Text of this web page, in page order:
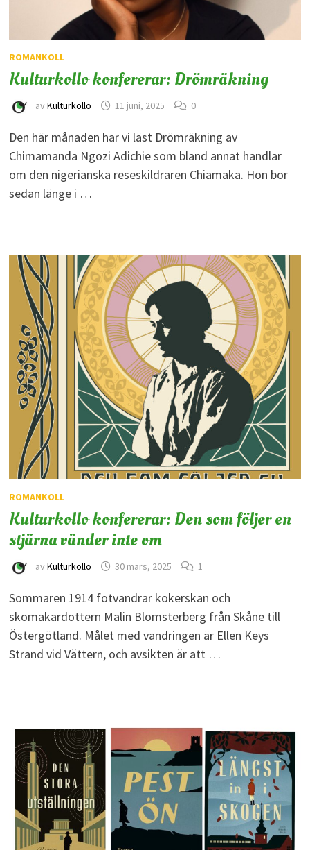
ROMANKOLL
Kulturkollo konfererar: Drömräkning
av Kulturkollo 11 juni, 2025 0
Den här månaden har vi läst Drömräkning av
Chimamanda Ngozi Adichie som bland annat handlar
om den nigerianska reseskildraren Chiamaka. Hon bor
sedan länge i …
ROMANKOLL
Kulturkollo konfererar: Den som följer en
stjärna vänder inte om
av Kulturkollo 30 mars, 2025 1
Sommaren 1914 fotvandrar kokerskan och
skomakardottern Malin Blomsterberg från Skåne till
Östergötland. Målet med vandringen är Ellen Keys
Strand vid Vättern, och avsikten är att …